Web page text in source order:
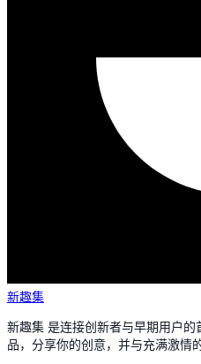
新趣集
新趣集 是连接创新者与早期用户
品，分享你的创意，并与充满激情